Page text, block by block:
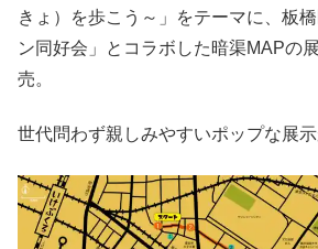
きょ）を歩こう～」をテーマに、板
ン同好会」とコラボした暗渠MAPの
売。
世代問わず親しみやすいポップな展示